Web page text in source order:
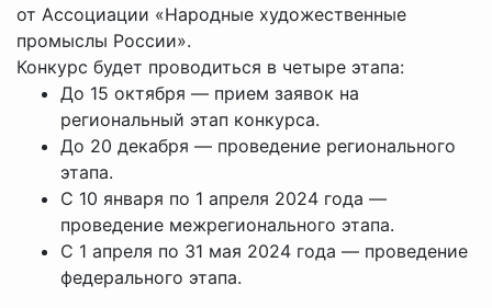
от Ассоциации «Народные художественные
промыслы России».
Конкурс будет проводиться в четыре этапа:
До 15 октября — прием заявок на
региональный этап конкурса.
До 20 декабря — проведение регионального
этапа.
С 10 января по 1 апреля 2024 года —
проведение межрегионального этапа.
С 1 апреля по 31 мая 2024 года — проведение
федерального этапа.